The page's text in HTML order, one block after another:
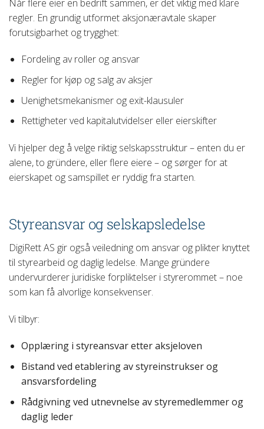
Når flere eier en bedrift sammen, er det viktig med klare
regler. En grundig utformet aksjonæravtale skaper
forutsigbarhet og trygghet:
Fordeling av roller og ansvar
Regler for kjøp og salg av aksjer
Uenighetsmekanismer og exit-klausuler
Rettigheter ved kapitalutvidelser eller eierskifter
Vi hjelper deg å velge riktig selskapsstruktur – enten du er
alene, to gründere, eller flere eiere – og sørger for at
eierskapet og samspillet er ryddig fra starten.
Styreansvar og selskapsledelse
DigiRett AS gir også veiledning om ansvar og plikter knyttet
til styrearbeid og daglig ledelse. Mange gründere
undervurderer juridiske forpliktelser i styrerommet – noe
som kan få alvorlige konsekvenser.
Vi tilbyr:
Opplæring i styreansvar etter aksjeloven
Bistand ved etablering av styreinstrukser og
ansvarsfordeling
Rådgivning ved utnevnelse av styremedlemmer og
daglig leder